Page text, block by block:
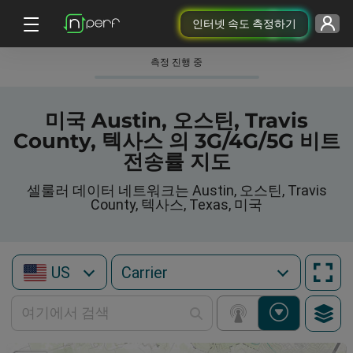
인터넷 속도 측정하기
측정 진행 중
미국 Austin, 오스틴, Travis
County, 텍사스 의 3G/4G/5G 비트
전송률 지도
셀룰러 데이터 네트워크는 Austin, 오스틴, Travis
County, 텍사스, Texas, 미국
US